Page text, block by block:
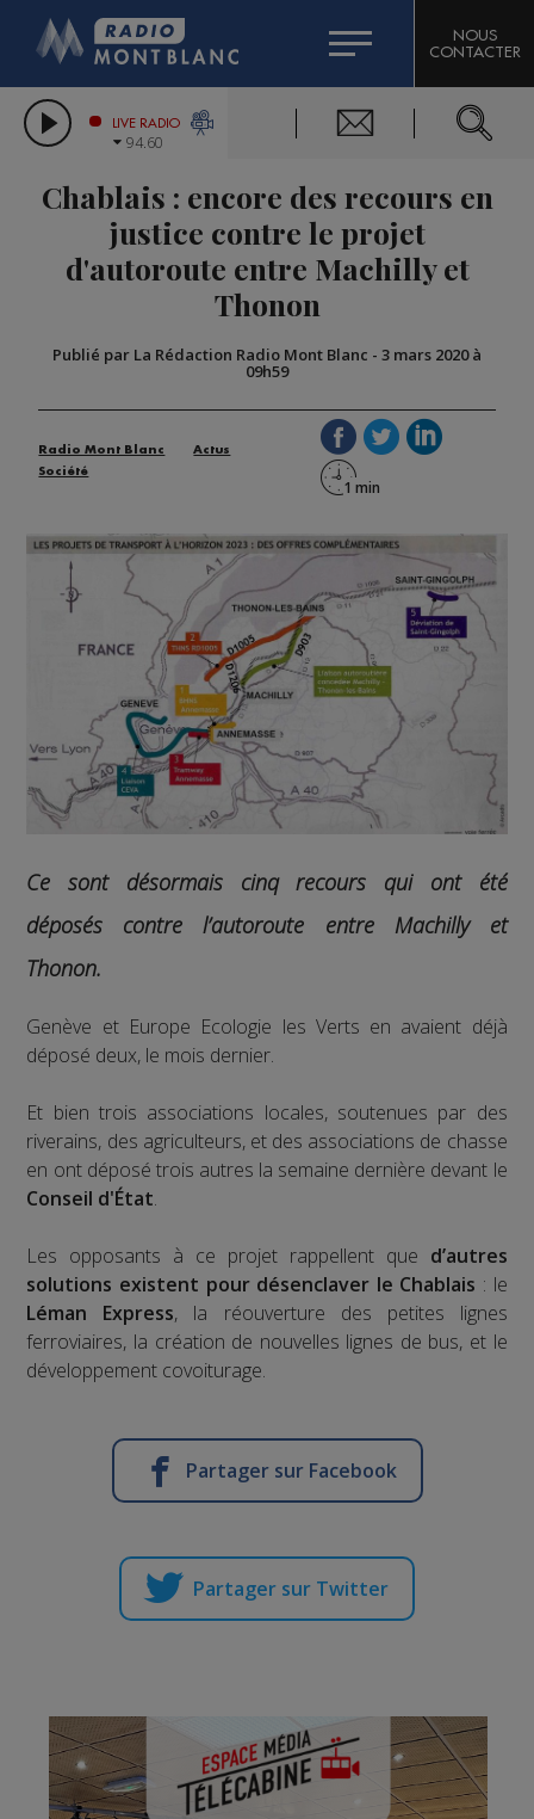
LES CHRONIQUES DE L'EXPERT
CITIZEN MACHINERY
GRAND MASSIF DOMAINES SKIABLES
BIGARD
COMPAGNIE DU MONT-BLANC
NOUS
CONTACTER
LIVE RADIO
94.60
Chablais : encore des recours en
justice contre le projet
d'autoroute entre Machilly et
Thonon
Publié par La Rédaction Radio Mont Blanc - 3 mars 2020 à
09h59
Radio Mont Blanc
Actus
Société
Ce sont désormais cinq recours qui ont été
déposés contre l’autoroute entre Machilly et
Thonon.
Genève et Europe Ecologie les Verts en avaient déjà
déposé deux, le mois dernier.
Et bien trois associations locales, soutenues par des
riverains, des agriculteurs, et des associations de chasse
en ont déposé trois autres la semaine dernière devant le
Conseil d'État.
Les opposants à ce projet rappellent que d’autres
solutions existent pour désenclaver le Chablais : le
Léman Express, la réouverture des petites lignes
ferroviaires, la création de nouvelles lignes de bus, et le
développement covoiturage.
Partager sur Facebook
Partager sur Twitter